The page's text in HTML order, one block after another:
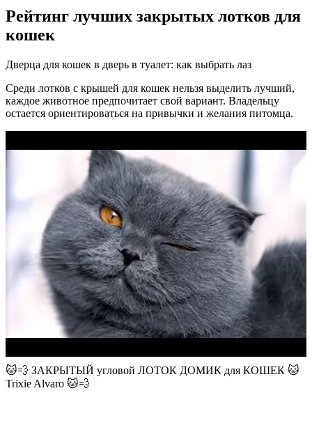
Рейтинг лучших закрытых лотков для
кошек
Дверца для кошек в дверь в туалет: как выбрать лаз
Среди лотков с крышей для кошек нельзя выделить лучший,
каждое животное предпочитает свой вариант. Владельцу
остается ориентироваться на привычки и желания питомца.
🐱💨 ЗАКРЫТЫЙ угловой ЛОТОК ДОМИК для КОШЕК 🐱
Trixie Alvaro 🐱💨